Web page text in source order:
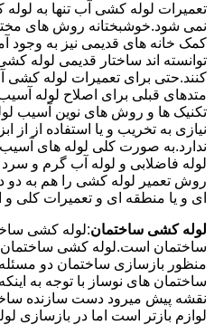
تعمیرات لوله کشی آب تنها به
نمی شود.خوشبختانه روش های
کمک خانه های قدیمی نیز به وجود
توانسته اند ساختار قدیمی لوله
کنند.حتی برای تعمیرات لوله
متدهای قبلی برای اصلاح لوله آسیب
تکنیک ها و روش های نوین آسیب
نیازی به تخریب و یا استفاده از از
ندارد.به صورت کلی لوله های آسیب
لوله فاضلابی و لوله آب گرم و سرد
روش تعمیر لوله کشی را هم به دو
ای و یا منطقه ای و تعمیرات
لوله کشی ساختمان:لوله کشی
ساختمان است.لوله کشی
منظور بازسازی ساختمان دو
ساختمان های نوساز با توجه به
نقشه پیش میرود دست سازنده
لوازم بازتر است اما در بازسازی